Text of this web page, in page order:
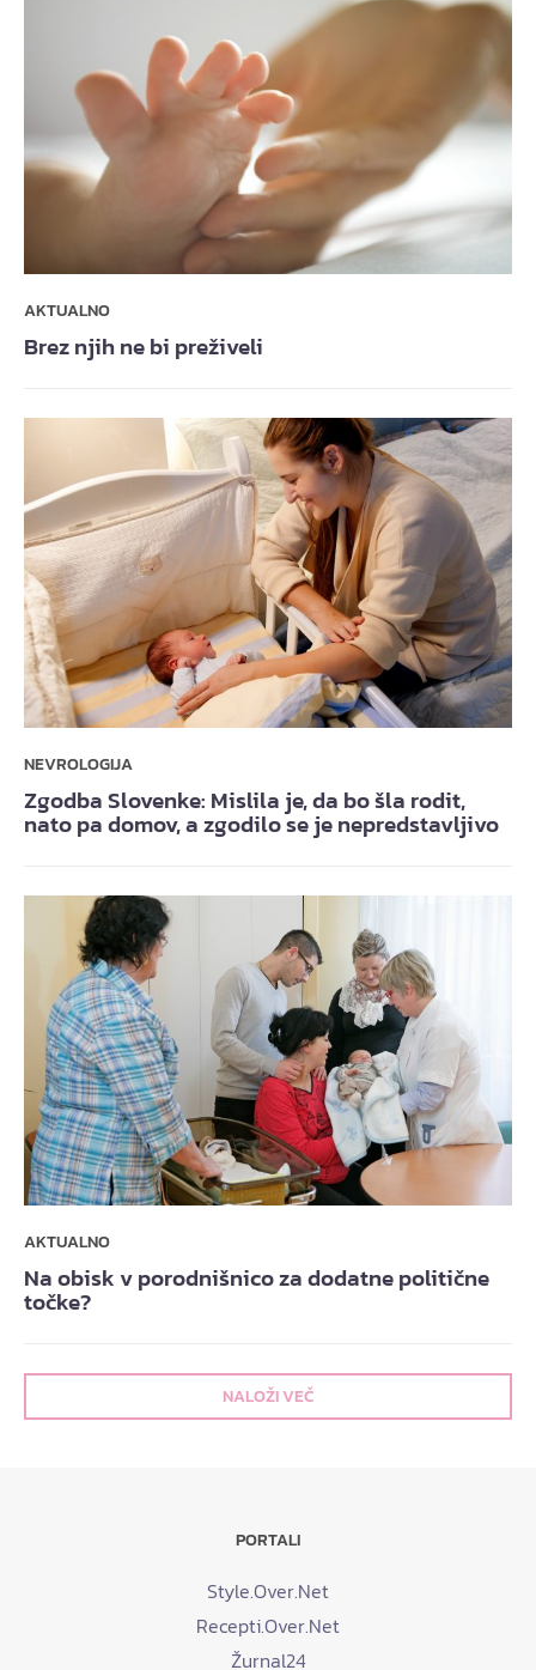
AKTUALNO
Brez njih ne bi preživeli
NEVROLOGIJA
Zgodba Slovenke: Mislila je, da bo šla rodit,
nato pa domov, a zgodilo se je nepredstavljivo
AKTUALNO
Na obisk v porodnišnico za dodatne politične
točke?
NALOŽI VEČ
PORTALI
Style.Over.Net
Recepti.Over.Net
Žurnal24